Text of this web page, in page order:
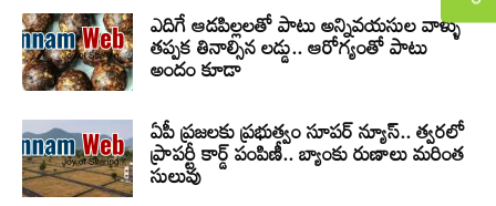
ఎదిగే ఆడపిల్లలతో పాటు అన్నివయసుల వాళ్ళు
తప్పక తినాల్సిన లడ్డు.. ఆరోగ్యంతో పాటు
అందం కూడా
ఏపీ ప్రజలకు ప్రభుత్వం సూపర్ న్యూస్.. త్వరలో
ప్రాపర్టీ కార్డ్ పంపిణీ.. బ్యాంకు రుణాలు మరింత
సులువు